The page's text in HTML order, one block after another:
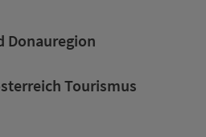
Donauregion
Tourismus